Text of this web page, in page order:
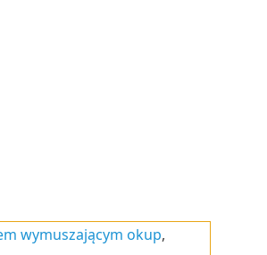
wymuszającym okup,